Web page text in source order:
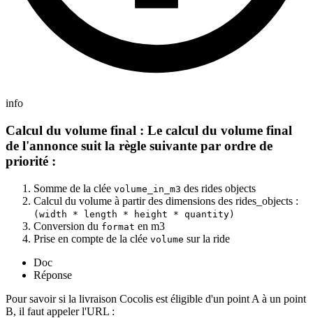
info
Calcul du volume final : Le calcul du volume final
de l'annonce suit la règle suivante par ordre de
priorité :
Somme de la clée volume_in_m3 des rides objects
Calcul du volume à partir des dimensions des rides_objects :
(width * length * height * quantity)
Conversion du format en m3
Prise en compte de la clée volume sur la ride
Doc
Réponse
Pour savoir si la livraison Cocolis est éligible d'un point A à un point
B, il faut appeler l'URL :